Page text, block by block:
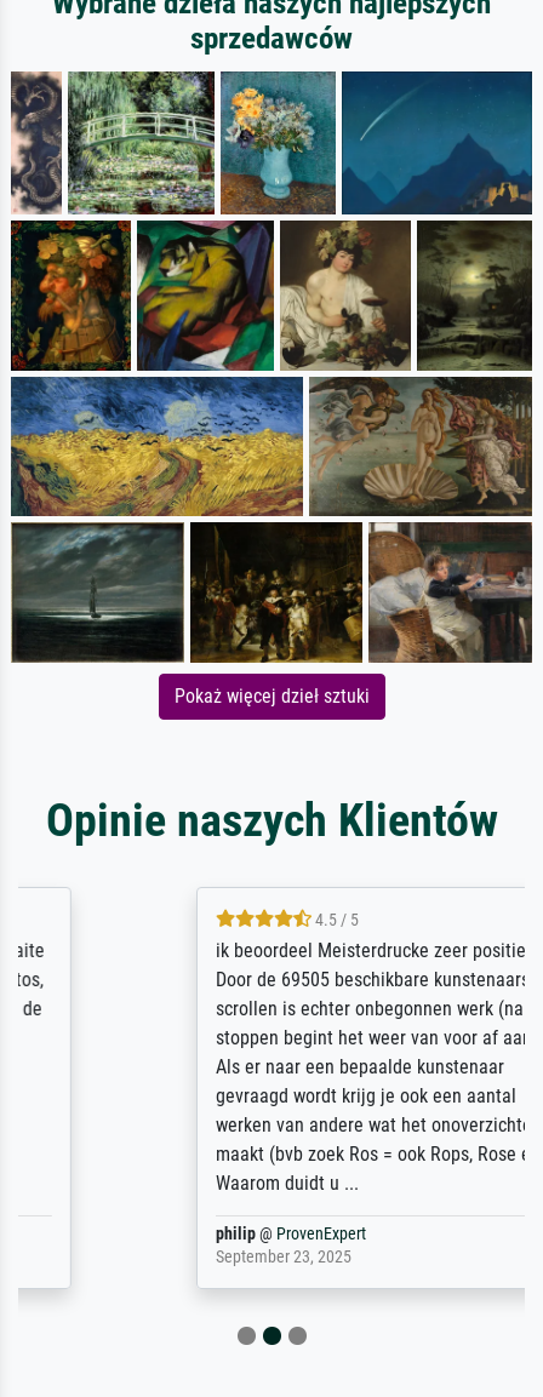
sprzedawców
Pokaż więcej dzieł sztuki
Opinie naszych Klientów
4.5 / 5
ik beoordeel Meisterdrucke zeer positief.
Door de 69505 beschikbare kunstenaars
scrollen is echter onbegonnen werk (na
stoppen begint het weer van voor af aan).
Als er naar een bepaalde kunstenaar
gevraagd wordt krijg je ook een aantal
werken van andere wat het onoverzichtelijk
maakt (bvb zoek Ros = ook Rops, Rose etc).
Waarom duidt u ...
ProvenExpert
September 23, 2025